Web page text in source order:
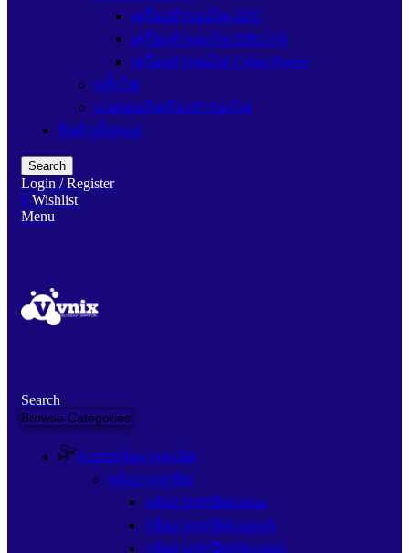
เครื่องสำรองไฟ APC
เครื่องสำรองไฟ ZIRCON
เครื่องสำรองไฟ Cyber Power
ปลั๊กไฟ
แบตเตอรี่เครื่องสำรองไฟ
สินค้าทั้งหมด
Search
Login / Register
0 Wishlist
Menu
Search
Browse Categories
ระบบกล้องวงจรปิด
กล้องวงจรปิด
กล้องวงจรปิดDahua
กล้องวงจรปิดUniarch
กล้องวงจรปิดHikvision